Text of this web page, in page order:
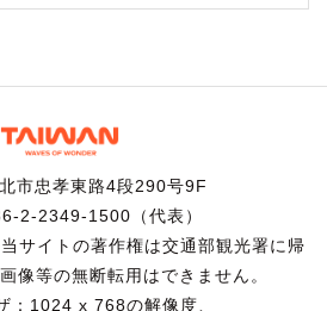
市忠孝東路4段290号9F
2-2349-1500（代表）
サイトの著作権は交通部観光署に帰
像等の無断転用はできません。
：1024 x 768の解像度、